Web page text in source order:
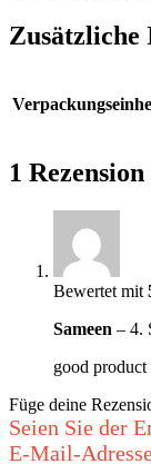
Zusätzliche
1
Bewertet mit
Sameen – 4.
good product
Füge deine